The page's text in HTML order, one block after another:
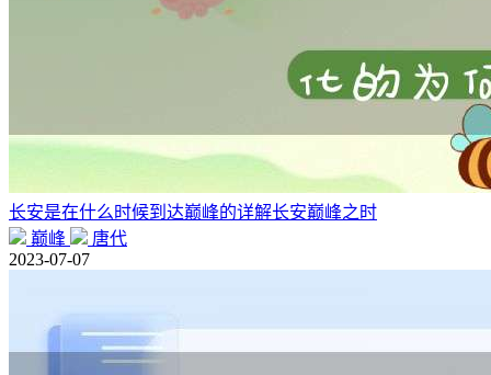
长安是在什么时候到达巅峰的详解长安巅峰之时
巅峰
唐代
2023-07-07